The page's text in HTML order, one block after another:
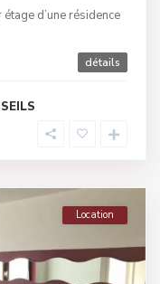
d’une résidence
détails
Location